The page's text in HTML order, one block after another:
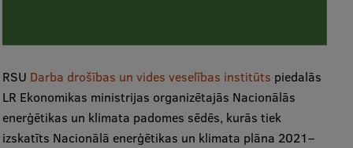
RSU Darba drošības un vides veselības institūts piedalās
LR Ekonomikas ministrijas organizētajās Nacionālās
enerģētikas un klimata padomes sēdēs, kurās tiek
izskatīts Nacionālā enerģētikas un klimata plāna 2021–